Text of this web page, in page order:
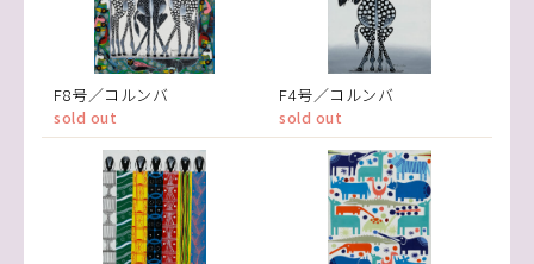
F8号／コルンバ
sold out
F4号／コルンバ
sold out